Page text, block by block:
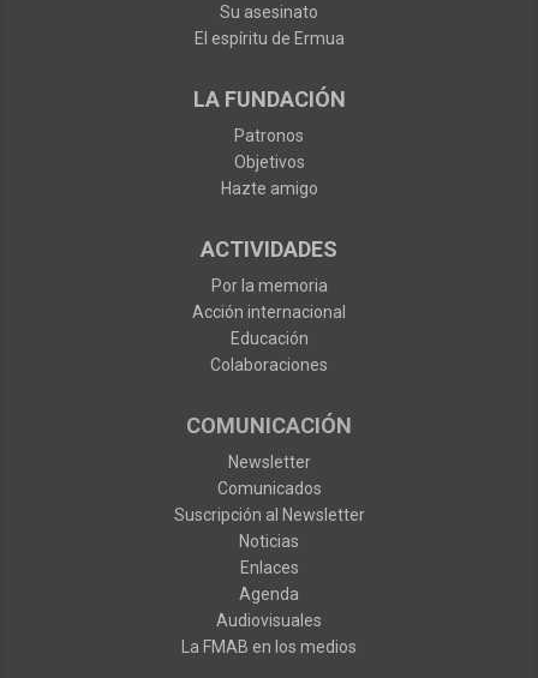
Su asesinato
El espíritu de Ermua
LA FUNDACIÓN
Patronos
Objetivos
Hazte amigo
ACTIVIDADES
Por la memoria
Acción internacional
Educación
Colaboraciones
COMUNICACIÓN
Newsletter
Comunicados
Suscripción al Newsletter
Noticias
Enlaces
Agenda
Audiovisuales
La FMAB en los medios